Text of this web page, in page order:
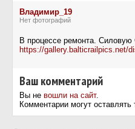
Владимир_19
Нет фотографий
В процессе ремонта. Силовую
https://gallery.balticrailpics.net/
Ваш комментарий
Вы не вошли на сайт.
Комментарии могут оставлять